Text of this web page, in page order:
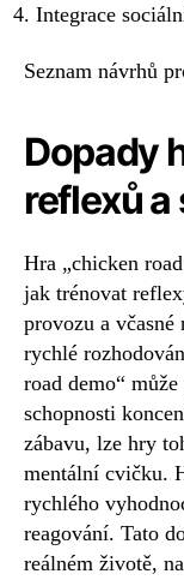
Integrace
Seznam návrhů
Dopady
reflexů
Hra „chicken
jak trénovat
provozu a
rychlé
road demo“
schopnosti
zábavu, lze hry
mentální cvičku.
rychlého
reagování. Tato
reálném životě,